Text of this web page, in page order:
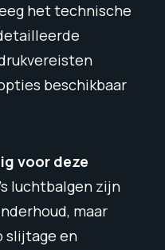
het technische
beschikbaar
voor deze
luchtbalgen zijn
maar
slijtage en